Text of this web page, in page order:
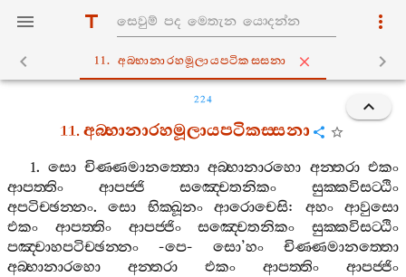
11. අබ‍්භානාරහමූලායපටිකස‍්සනා
224
11.අබ‍්භානාරහමූලායපටිකස‍්සනා
1. සො චිණ‍්ණමානත‍්තො අබ‍්භානාරහො අන‍්තරා එකං
ආපත‍්තිං
ආපජ‍්ජි සඤ‍්චෙතනිකං
සුක‍්කවිසට‍්ඨිං
අපටිච‍්ඡන‍්නං.සො භික‍්ඛූනං ආරොචෙසි: අහං
ආවුසො
එකං
ආපත‍්තිං ආපජ‍්ජිං සඤ‍්චෙතනිකං
සුක‍්කවිසට‍්ඨිං
පඤ‍්චාහපටිච‍්ඡන‍්නං -පෙ- සො’හං
චිණ‍්ණමානත‍්තො
අබ‍්භානාරහො
අන‍්තරා එකං ආපත‍්තිං
ආපජ‍්ජිං